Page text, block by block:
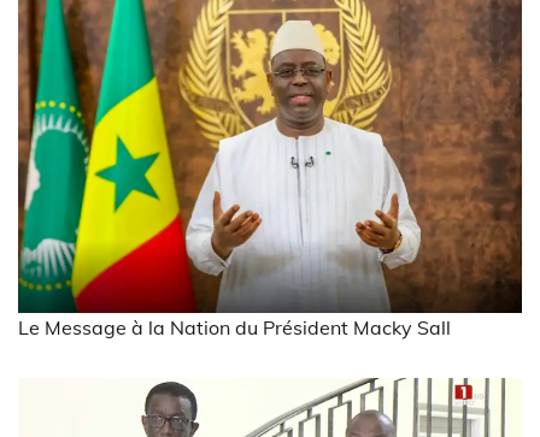
Le Message à la Nation du Président Macky Sall